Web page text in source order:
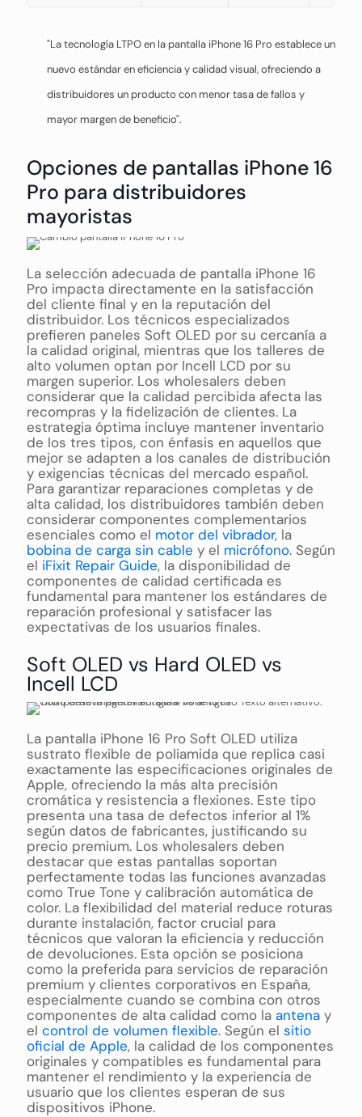
"La tecnología LTPO en la pantalla iPhone 16 Pro establece un
nuevo estándar en eficiencia y calidad visual, ofreciendo a
distribuidores un producto con menor tasa de fallos y
mayor margen de beneficio".
Opciones de pantallas iPhone 16
Pro para distribuidores
mayoristas
La selección adecuada de pantalla iPhone 16
Pro impacta directamente en la satisfacción
del cliente final y en la reputación del
distribuidor. Los técnicos especializados
prefieren paneles Soft OLED por su cercanía a
la calidad original, mientras que los talleres de
alto volumen optan por Incell LCD por su
margen superior. Los wholesalers deben
considerar que la calidad percibida afecta las
recompras y la fidelización de clientes. La
estrategia óptima incluye mantener inventario
de los tres tipos, con énfasis en aquellos que
mejor se adapten a los canales de distribución
y exigencias técnicas del mercado español.
Para garantizar reparaciones completas y de
alta calidad, los distribuidores también deben
considerar componentes complementarios
esenciales como el motor del vibrador, la
bobina de carga sin cable y el micrófono. Según
el iFixit Repair Guide, la disponibilidad de
componentes de calidad certificada es
fundamental para mantener los estándares de
reparación profesional y satisfacer las
expectativas de los usuarios finales.
Soft OLED vs Hard OLED vs
Incell LCD
La pantalla iPhone 16 Pro Soft OLED utiliza
sustrato flexible de poliamida que replica casi
exactamente las especificaciones originales de
Apple, ofreciendo la más alta precisión
cromática y resistencia a flexiones. Este tipo
presenta una tasa de defectos inferior al 1%
según datos de fabricantes, justificando su
precio premium. Los wholesalers deben
destacar que estas pantallas soportan
perfectamente todas las funciones avanzadas
como True Tone y calibración automática de
color. La flexibilidad del material reduce roturas
durante instalación, factor crucial para
técnicos que valoran la eficiencia y reducción
de devoluciones. Esta opción se posiciona
como la preferida para servicios de reparación
premium y clientes corporativos en España,
especialmente cuando se combina con otros
componentes de alta calidad como la antena y
el control de volumen flexible. Según el sitio
oficial de Apple, la calidad de los componentes
originales y compatibles es fundamental para
mantener el rendimiento y la experiencia de
usuario que los clientes esperan de sus
dispositivos iPhone.